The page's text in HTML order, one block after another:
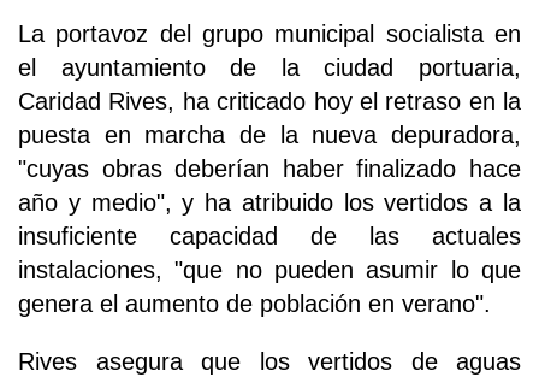
La portavoz del grupo municipal socialista en
el ayuntamiento de la ciudad portuaria,
Caridad Rives, ha criticado hoy el retraso en la
puesta en marcha de la nueva depuradora,
"cuyas obras deberían haber finalizado hace
año y medio", y ha atribuido los vertidos a la
insuficiente capacidad de las actuales
instalaciones, "que no pueden asumir lo que
genera el aumento de población en verano".
Rives asegura que los vertidos de aguas